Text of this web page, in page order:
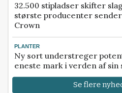
32.500 stipladser skifter
største producenter
Crown
PLANTER
Ny sort understreger
eneste mark i verden af sin
Se flere